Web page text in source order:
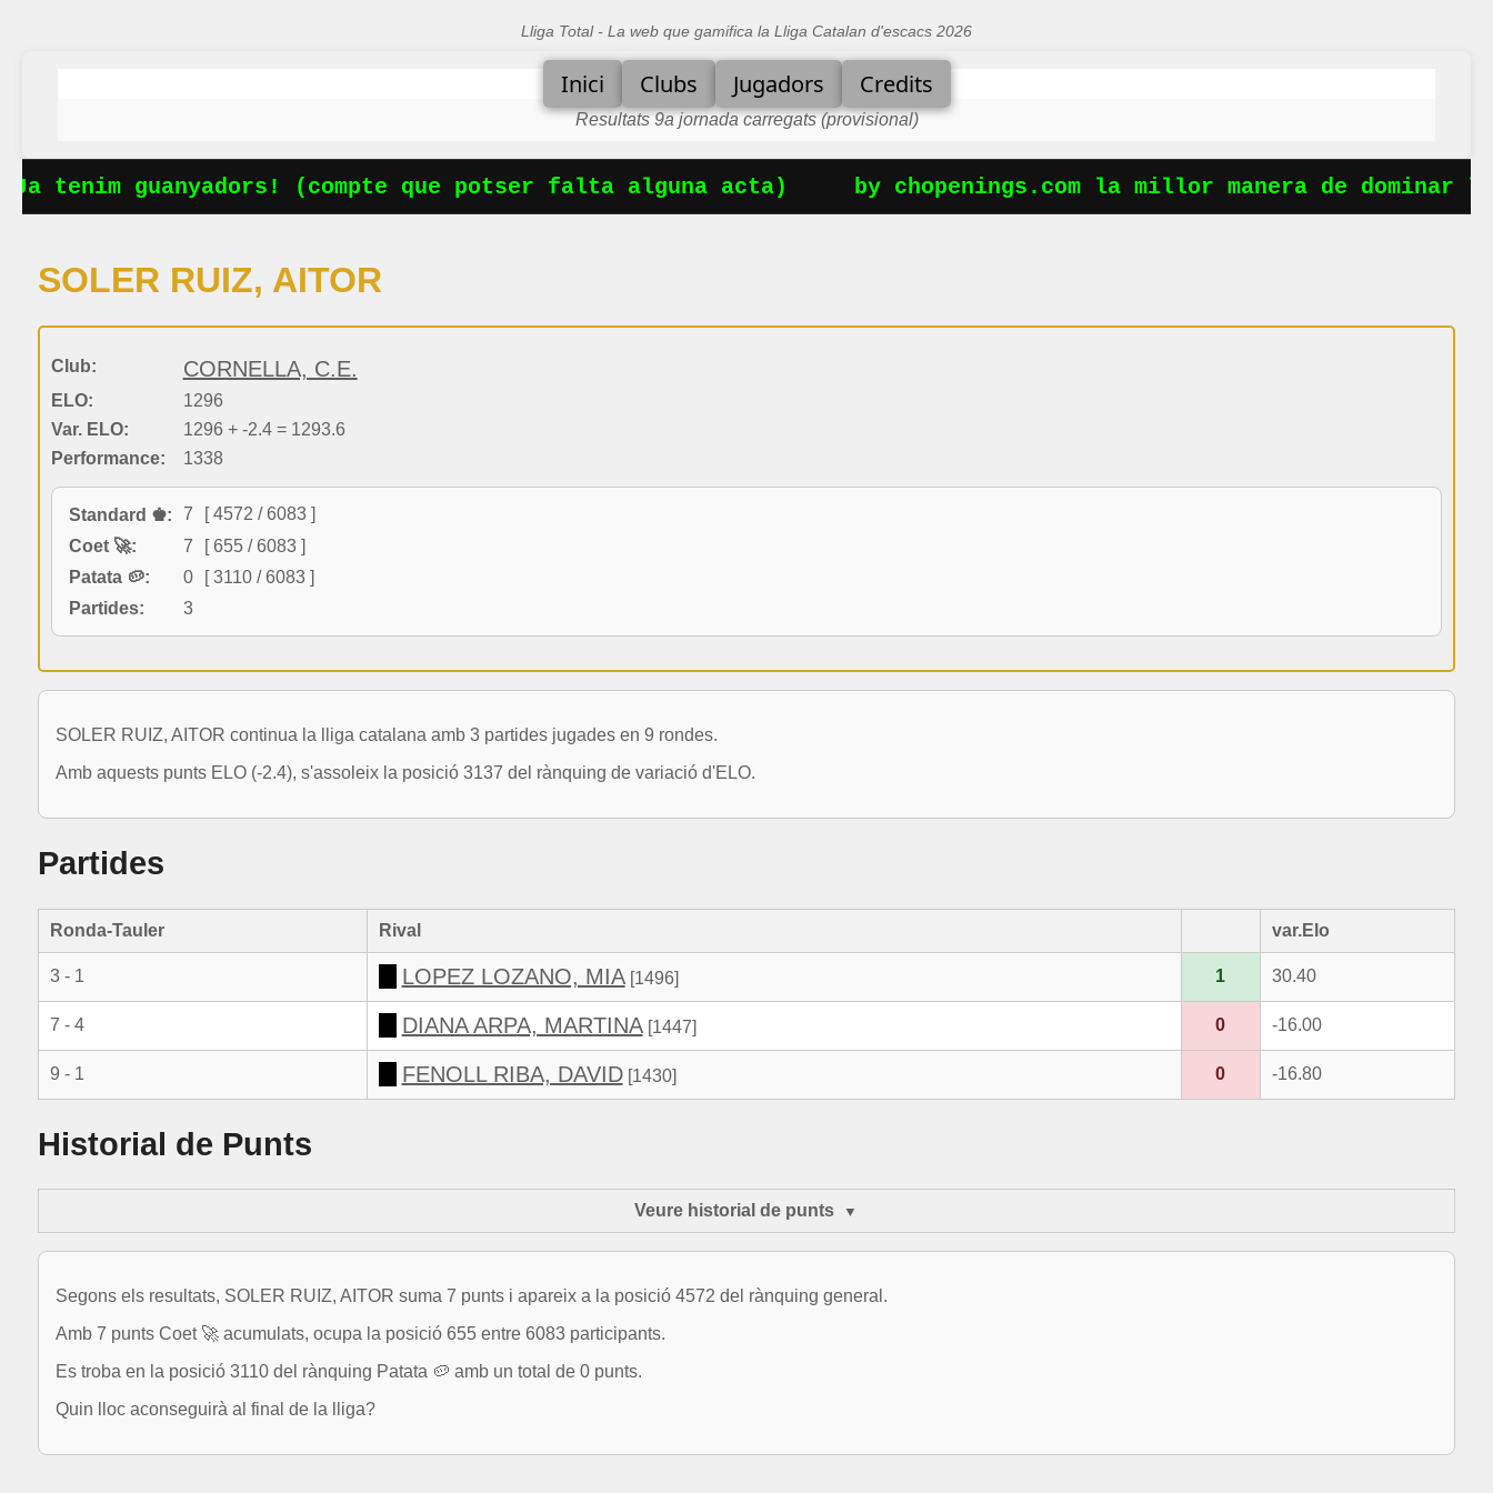
Lliga Total - La web que gamifica la Lliga Catalan d'escacs 2026
Inici Clubs Jugadors Credits
Resultats 9a jornada carregats (provisional)
tenim guanyadors! (compte que potser falta alguna acta) by chopenings.com la millor manera de dominar
SOLER RUIZ, AITOR
Club: CORNELLA, C.E.
ELO:
1296
Var. ELO:
1296 + -2.4 = 1293.6
Performance:
1338
Standard ♚: 7
[ 4572 / 6083 ]
Coet 🚀:
7
[ 655 / 6083 ]
Patata 🥔:
0
[ 3110 / 6083 ]
Partides:
3
SOLER RUIZ, AITOR continua la lliga catalana amb 3 partides jugades en 9 rondes.
Amb aquests punts ELO (-2.4), s'assoleix la posició 3137 del rànquing de variació d'ELO.
Partides
Ronda-Tauler Rival var.Elo
3 - 1 LOPEZ LOZANO, MIA[1496] 1 30.40
7 - 4 DIANA ARPA, MARTINA[1447] 0 -16.00
9 - 1 FENOLL RIBA, DAVID[1430] 0 -16.80
Historial de Punts
Veure historial de punts
Segons els resultats, SOLER RUIZ, AITOR suma 7 punts i apareix a la posició 4572 del rànquing general.
Amb 7 punts Coet 🚀 acumulats, ocupa la posició 655 entre 6083 participants.
Es troba en la posició 3110 del rànquing Patata 🥔 amb un total de 0 punts.
Quin lloc aconseguirà al final de la lliga?